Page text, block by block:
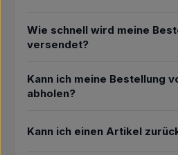
Wie schnell wird meine
versendet?
Kann ich meine Bestellung
abholen?
Kann ich einen Artikel